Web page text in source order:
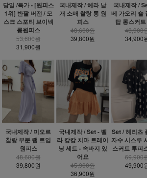
당일 /특가 - [원피스
1위] 반팔 버전 / 모
스크 스포티 브이넥
롱원피스
53,600원
31,900원
국내제작 / 헤라 날
개 소매 찰랑 롱 원
피스
48,600원
39,800원
국내제작 /
베 가오리 숄
탑 롱스커
43,900
34,900
국내제작 / 미오르
찰랑 부분 랩 트임
원피스
48,600원
39,800원
국내제작 / Set - 벨
라 캉캉 치마 트레이
닝 세트 - 속바지 있
어요
45,900원
36,900원
Set / 헤리츠
자수 시스루
스커트 투피
69,900
49,900